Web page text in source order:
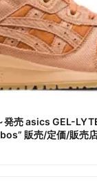
発売 asics GEL-
販売/定価/販売